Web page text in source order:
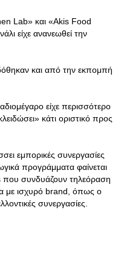
Lab» και «Akis Food
είχε ανανεωθεί την
και από την εκπομπή
είχε περισσότερο
κάτι οριστικό προς
εμπορικές συνεργασίες
προγράμματα φαίνεται
που συνδυάζουν τηλεόραση
με ισχυρό brand, όπως ο
συνεργασίες.